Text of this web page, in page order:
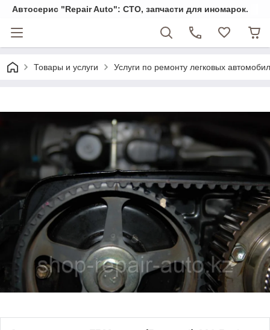
Автосерис "Repair Auto": СТО, запчасти для иномарок.
Товары и услуги Услуги по ремонту легковых